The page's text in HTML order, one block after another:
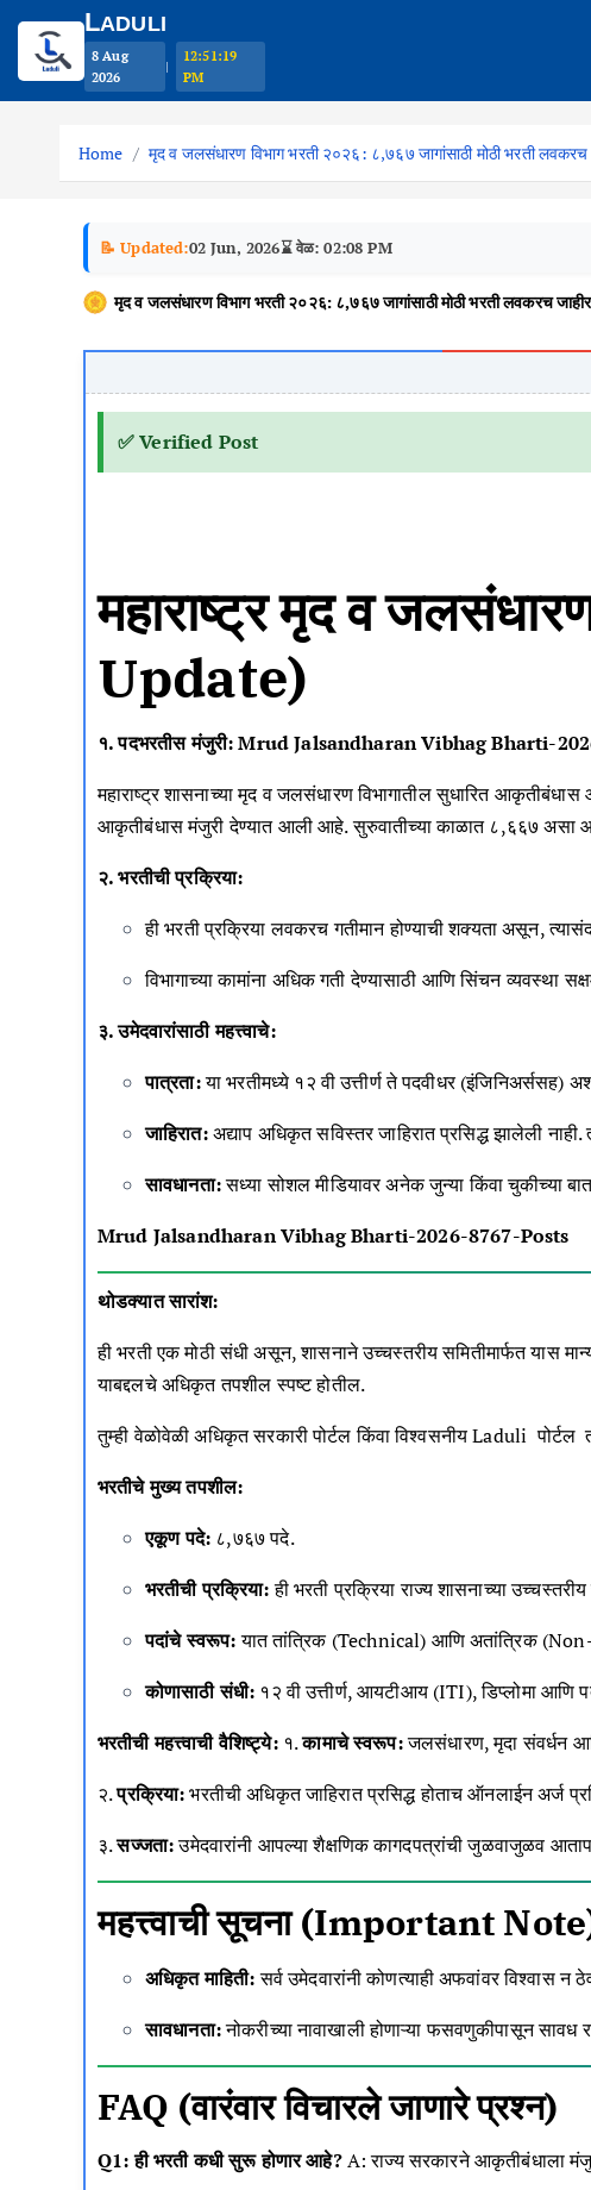
Home मृद व जलसंधारण विभाग भरती २०२६: ८,७६७ जागांसाठी मोठी भरती लवकरच
📝 Updated:02 Jun, 2026⌛ वेळ: 02:08 PM
मृद व जलसंधारण विभाग भरती २०२६: ८,७६७ जागांसाठी मोठी भरती लवकरच जाहीर
✅ Verified Post
महाराष्ट्र मृद व
Update)
१.पदभरतीस मंजुरी:Mrud Jalsandharan Vibhag Bharti-
महाराष्ट्र शासनाच्या मृद व जलसंधारण विभागातील सुधारित
आकृतीबंधास मंजुरी देण्यात आली आहे.सुरुवातीच्या काळात ८,६६७ असा
२.भरतीची प्रक्रिया:
ही भरती प्रक्रिया लवकरच गतीमान होण्याची शक्यता असून,
विभागाच्या कामांना अधिक गती देण्यासाठी आणि सिंचन व्यवस्था
३.उमेदवारांसाठी महत्त्वाचे:
पात्रता:या भरतीमध्ये १२ वी उत्तीर्ण ते पदवीधर (इंजिनिअर्ससह)
जाहिरात:अद्याप अधिकृत सविस्तर जाहिरात प्रसिद्ध झालेली नाही.
सावधानता:सध्या सोशल मीडियावर अनेक जुन्या किंवा चुकीच्या
Mrud Jalsandharan Vibhag Bharti-2026-8767-Posts
थोडक्यात सारांश:
ही भरती एक मोठी संधी असून, शासनाने उच्चस्तरीय समितीमार्फत यास
याबद्दलचे अधिकृत तपशील स्पष्ट होतील.
तुम्ही वेळोवेळी अधिकृत सरकारी पोर्टल किंवा विश्वसनीयLaduli पोर्टल
भरतीचे मुख्य तपशील:
एकूण पदे: ८,७६७ पदे.
भरतीची प्रक्रिया:ही भरती प्रक्रिया राज्य शासनाच्या
पदांचे स्वरूप:यात तांत्रिक (Technical) आणि अतांत्रिक
कोणासाठी संधी: १२ वी उत्तीर्ण, आयटीआय (ITI), डिप्लोमा आणि
भरतीची महत्त्वाची वैशिष्ट्ये:१.कामाचे स्वरूप:जलसंधारण, मृदा संवर्धन
२.प्रक्रिया:भरतीची अधिकृत जाहिरात प्रसिद्ध होताच ऑनलाईन अर्ज
३.सज्जता:उमेदवारांनी आपल्या शैक्षणिक कागदपत्रांची जुळवाजुळव
महत्त्वाची सूचना (Important
अधिकृत माहिती:सर्व उमेदवारांनी कोणत्याही अफवांवर विश्वास न
सावधानता:नोकरीच्या नावाखाली होणाऱ्या फसवणुकीपासून सावध
FAQ (वारंवार विचारले जाणारे प्रश्न)
Q1: ही भरती कधी सुरू होणार आहे?A: राज्य सरकारने आकृतीबंधाला
LADULI
8 Aug
2026
|
12:51:20
PM